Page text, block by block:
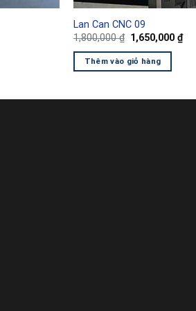
Lan Can CNC 09
1,800,000₫ Giá
gốc
là:
1,800,000 ₫.
1,650,000₫Giá
hiện
Thêm vào giỏ hàng